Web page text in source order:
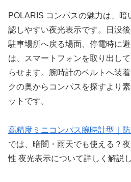
POLARIS コンパスの魅力は、暗
認しやすい夜光表示です。日没
駐車場所へ戻る場面、停電時に
は、スマートフォンを取り出し
らせます。腕時計のベルトへ装
クの奥からコンパスを探すより
ットです。
高精度ミニコンパス腕時計型｜
では、暗闇・雨天でも使える？
性 夜光表示について詳しく解説